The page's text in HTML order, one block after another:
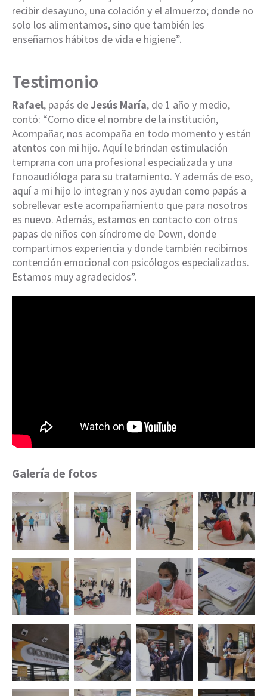
recibir desayuno, una colación y el almuerzo; donde no
solo los alimentamos, sino que también les
enseñamos hábitos de vida e higiene”.
Testimonio
Rafael, papás deJesús María, de 1 año y medio,
contó: “Como dice el nombre de la institución,
Acompañar, nos acompaña en todo momento y están
atentos con mi hijo. Aquí le brindan estimulación
temprana con una profesional especializada y una
fonoaudióloga para su tratamiento. Y además de eso,
aquí a mi hijo lo integran y nos ayudan como papás a
sobrellevar este acompañamiento que para nosotros
es nuevo. Además, estamos en contacto con otros
papas de niños con síndrome de Down, donde
compartimos experiencia y donde también recibimos
contención emocional con psicólogos especializados.
Estamos muy agradecidos”.
Galería de fotos